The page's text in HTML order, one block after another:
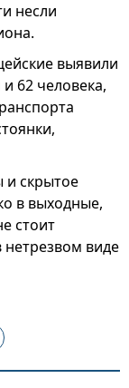
несли
выявили
62 человека,
и скрытое
в выходные,
стоит
нетрезвом виде